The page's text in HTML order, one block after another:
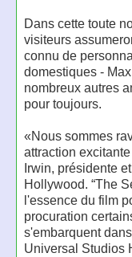
Dans cette toute
visiteurs
connu de
domestiques -
nombreux autres
pour toujours.
«Nous sommes
attraction
Irwin, présidente
Hollywood. “The
l'essence du film
procuration
s'embarquent
Universal Studios